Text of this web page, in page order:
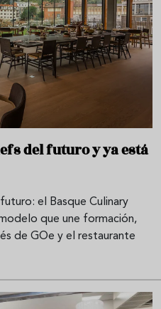
del futuro y ya está
el Basque Culinary
que une formación,
de GOe y el restaurante